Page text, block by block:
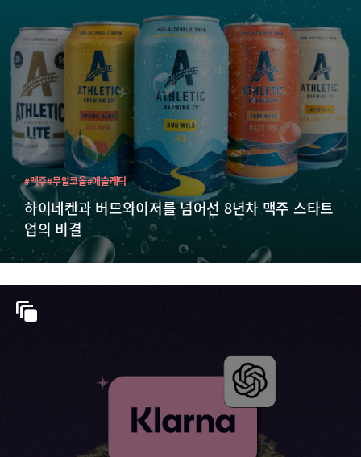
하이네켄과 버드와이저를 넘어선 8년차 맥주 스타트
업의 비결
#맥주#무알코올#애슬레틱